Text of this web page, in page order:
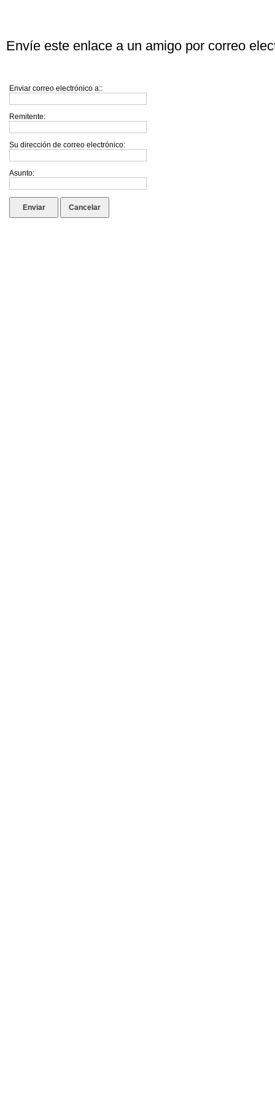
Envíe este enlace a un amigo por correo
Enviar correo electrónico a::
Remitente:
Su dirección de correo electrónico:
Asunto:
Enviar Cancelar